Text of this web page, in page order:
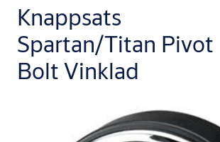
Knappsats
Spartan/Titan Pivot
Bolt Vinklad